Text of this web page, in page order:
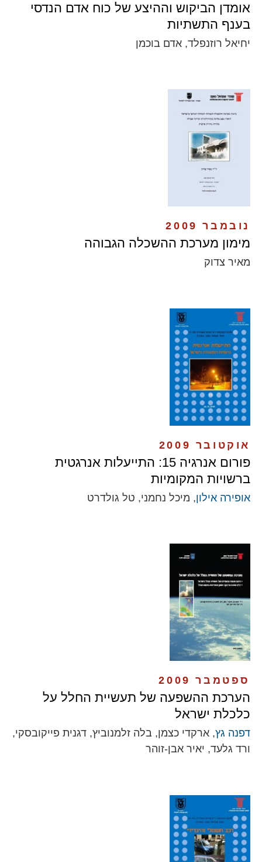
אומדן הביקוש וההיצע של כוח אדם הנדסי
בענף התשתיות
יחיאל רוזנפלד, אדם בוכמן
נובמבר 2009
מימון מערכת ההשכלה הגבוהה
מאיר צדוק
אוקטובר 2009
פורום אנרגיה 15: התייעלות אנרגטית
ברשויות המקומיות
אופירה אילון, מיכל נחמני, טל גולדרט
ספטמבר 2009
הערכת ההשפעה של תעשיית החלל על
כלכלת ישראל
דפנה גץ, ארקדי כצמן, בלה זלמנוביץ, דגנית פייקובסקי,
ורד גלעד, יאיר אבן-זוהר